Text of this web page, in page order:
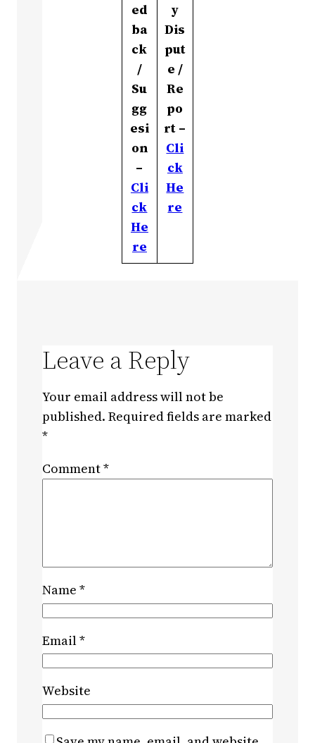
ed
ba
ck
/
Su
gg
esi
on
–
Cli
ck
He
re
y
Dis
put
e /
Re
po
rt –
Cli
ck
He
re
Leave a Reply
Your email address will not be
published. Required fields are marked
*
Comment*
Name *
Email*
Website